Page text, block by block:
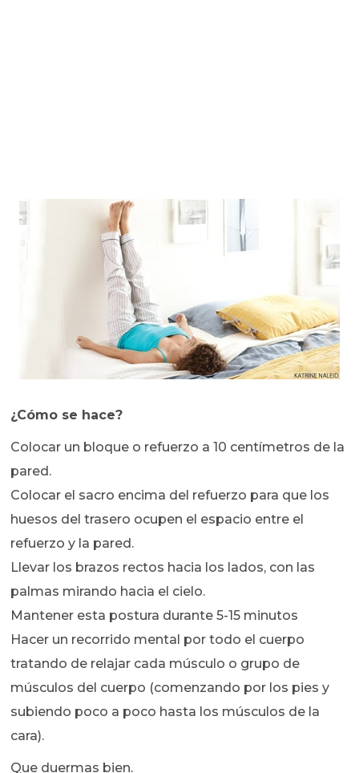
¿Cómo se hace?
Colocar un bloque o refuerzo a 10 centímetros de la
pared.
Colocar el sacro encima del refuerzo para que los
huesos del trasero ocupen el espacio entre el
refuerzo y la pared.
Llevar los brazos rectos hacia los lados, con las
palmas mirando hacia el cielo.
Mantener esta postura durante 5-15 minutos
Hacer un recorrido mental por todo el cuerpo
tratando de relajar cada músculo o grupo de
músculos del cuerpo (comenzando por los pies y
subiendo poco a poco hasta los músculos de la
cara).
Que duermas bien.